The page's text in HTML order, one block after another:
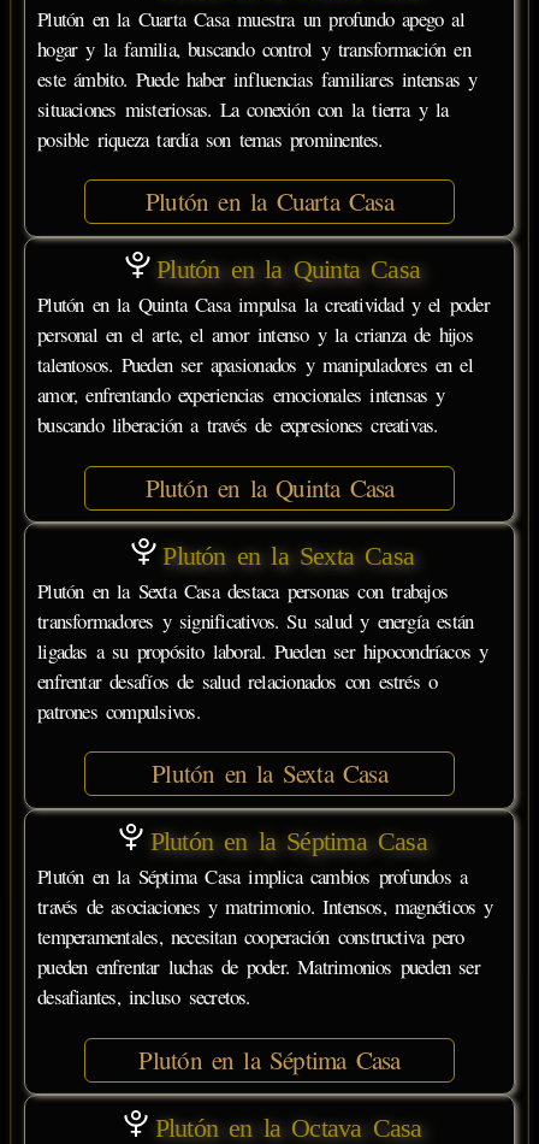
Plutón en la Cuarta Casa muestra un profundo apego al
hogar y la familia, buscando control y transformación en
este ámbito. Puede haber influencias familiares intensas y
situaciones misteriosas. La conexión con la tierra y la
posible riqueza tardía son temas prominentes.
Plutón en la Cuarta Casa
Plutón en la Quinta Casa
Plutón en la Quinta Casa impulsa la creatividad y el poder
personal en el arte, el amor intenso y la crianza de hijos
talentosos. Pueden ser apasionados y manipuladores en el
amor, enfrentando experiencias emocionales intensas y
buscando liberación a través de expresiones creativas.
Plutón en la Quinta Casa
Plutón en la Sexta Casa
Plutón en la Sexta Casa destaca personas con trabajos
transformadores y significativos. Su salud y energía están
ligadas a su propósito laboral. Pueden ser hipocondríacos y
enfrentar desafíos de salud relacionados con estrés o
patrones compulsivos.
Plutón en la Sexta Casa
Plutón en la Séptima Casa
Plutón en la Séptima Casa implica cambios profundos a
través de asociaciones y matrimonio. Intensos, magnéticos y
temperamentales, necesitan cooperación constructiva pero
pueden enfrentar luchas de poder. Matrimonios pueden ser
desafiantes, incluso secretos.
Plutón en la Séptima Casa
Plutón en la Octava Casa